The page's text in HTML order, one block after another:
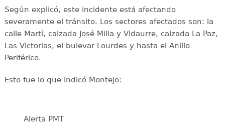
Según explicó, este incidente está afectando
severamente el tránsito. Los sectores afectados son: la
calle Martí, calzada José Milla y Vidaurre, calzada La Paz,
Las Victorias, el bulevar Lourdes y hasta el Anillo
Periférico.
Esto fue lo que indicó Montejo:
Alerta PMT